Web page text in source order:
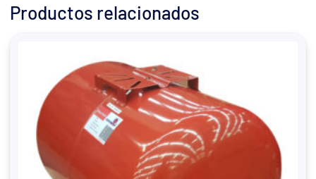
Productos relacionados